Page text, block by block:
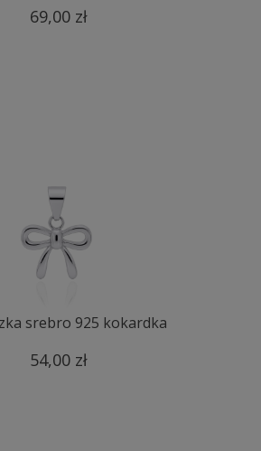
69,00 zł
srebro 925 kokardka
54,00 zł